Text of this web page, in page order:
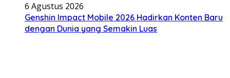
6 Agustus 2026
Genshin Impact Mobile 2026 Hadirkan Konten Baru
dengan Dunia yang Semakin Luas